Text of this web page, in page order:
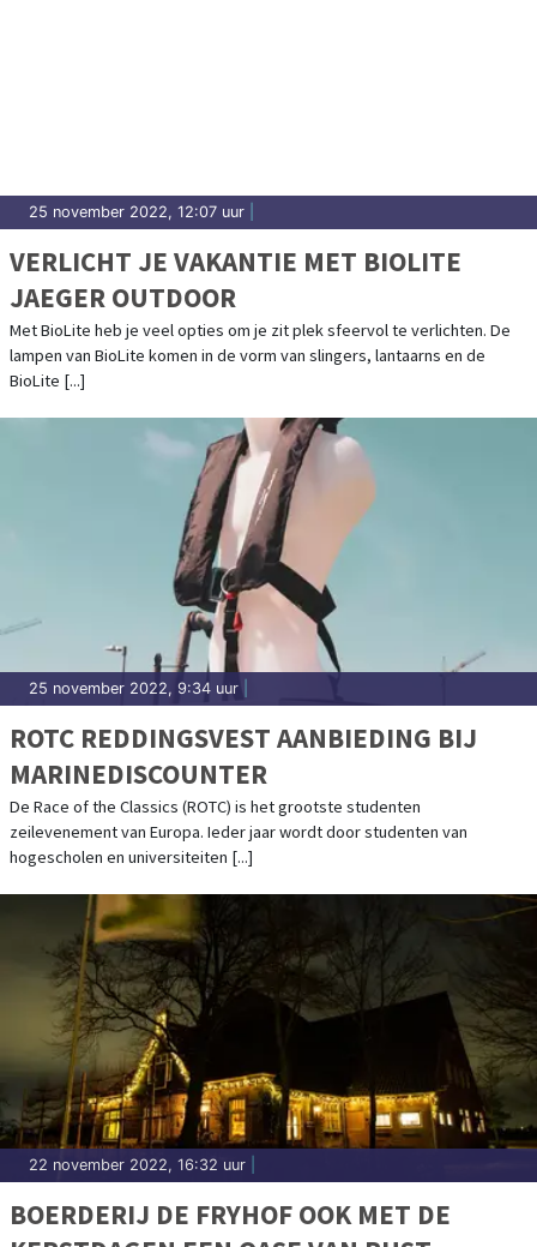
25 november 2022, 12:07 uur
VERLICHT JE VAKANTIE MET BIOLITE
JAEGER OUTDOOR
Met BioLite heb je veel opties om je zit plek sfeervol te verlichten. De
lampen van BioLite komen in de vorm van slingers, lantaarns en de
BioLite [...]
25 november 2022, 9:34 uur
ROTC REDDINGSVEST AANBIEDING BIJ
MARINEDISCOUNTER
De Race of the Classics (ROTC) is het grootste studenten
zeilevenement van Europa. Ieder jaar wordt door studenten van
hogescholen en universiteiten [...]
22 november 2022, 16:32 uur
BOERDERIJ DE FRYHOF OOK MET DE